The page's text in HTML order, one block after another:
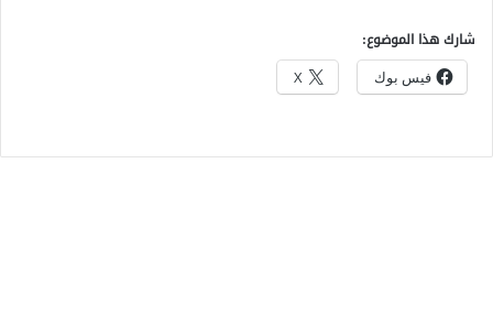
شارك هذا الموضوع:
فيس بوك X